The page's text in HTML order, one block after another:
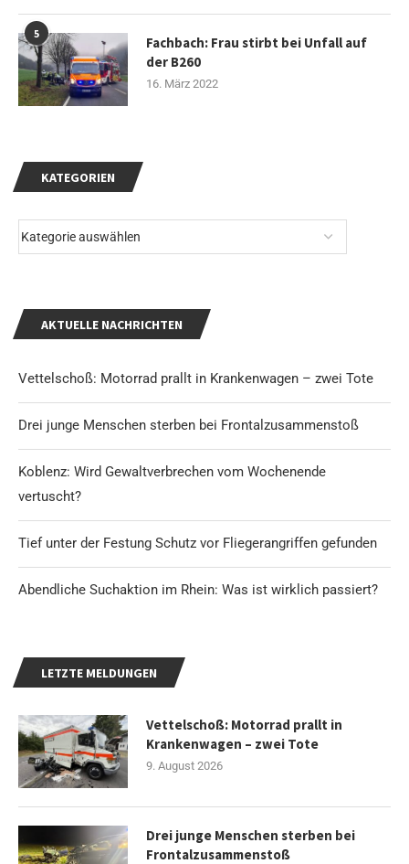
KATEGORIEN
AKTUELLE NACHRICHTEN
Vettelschoß: Motorrad prallt in Krankenwagen – zwei Tote
Drei junge Menschen sterben bei Frontalzusammenstoß
Koblenz: Wird Gewaltverbrechen vom Wochenende
vertuscht?
Tief unter der Festung Schutz vor Fliegerangriffen gefunden
Abendliche Suchaktion im Rhein: Was ist wirklich passiert?
LETZTE MELDUNGEN
Vettelschoß: Motorrad prallt in
Krankenwagen – zwei Tote
9. August 2026
Drei junge Menschen sterben bei
Frontalzusammenstoß
5
Fachbach: Frau stirbt bei Unfall auf
der B260
16. März 2022